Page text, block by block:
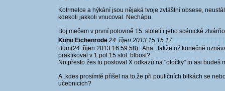
Kotrmelce a hýkání jsou nějaká tvoje zvláštní obsese,
kdekoli jakkoli vnucoval. Nechápu.
Boj mečem v první polovině 15. století i jeho scénické
Kuno Eichenrode 24. říjen 2013 15:15:17
Bum(24. říjen 2013 16:59:58) : Aha...takže už konečně
praktikoval v 1.pol.15 stol. blbost?
No,přesto žes tu postoval X odkazů na "otočky" to asi budeš
A..kdes prosímtě přišel na to,že při pouličních bitkách se
učebnicích?